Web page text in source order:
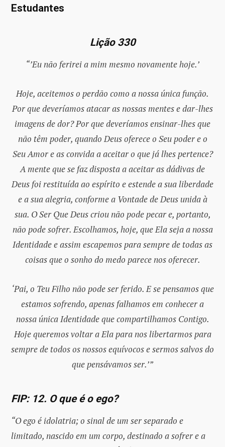
Estudantes
Lição 330
“’Eu não ferirei a mim mesmo novamente hoje.’
Hoje, aceitemos o perdão como a nossa única função.
Por que deveríamos atacar as nossas mentes e dar-lhes
imagens de dor? Por que deveríamos ensinar-lhes que
não têm poder, quando Deus oferece o Seu poder e o
Seu Amor e as convida a aceitar o que já lhes pertence?
A mente que se faz disposta a aceitar as dádivas de
Deus foi restituída ao espírito e estende a sua liberdade
e a sua alegria, conforme a Vontade de Deus unida à
sua. O Ser Que Deus criou não pode pecar e, portanto,
não pode sofrer. Escolhamos, hoje, que Ela seja a nossa
Identidade e assim escapemos para sempre de todas as
coisas que o sonho do medo parece nos oferecer.
‘Pai, o Teu Filho não pode ser ferido. E se pensamos que
estamos sofrendo, apenas falhamos em conhecer a
nossa única Identidade que compartilhamos Contigo.
Hoje queremos voltar a Ela para nos libertarmos para
sempre de todos os nossos equívocos e sermos salvos do
que pensávamos ser.’”
FIP: 12. O que é o ego?
“O ego é idolatria; o sinal de um ser separado e
limitado, nascido em um corpo, destinado a sofrer e a